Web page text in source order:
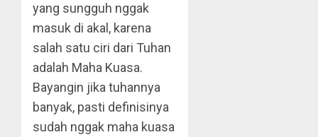
yang sungguh nggak
masuk di akal, karena
salah satu ciri dari Tuhan
adalah Maha Kuasa.
Bayangin jika tuhannya
banyak, pasti definisinya
sudah nggak maha kuasa